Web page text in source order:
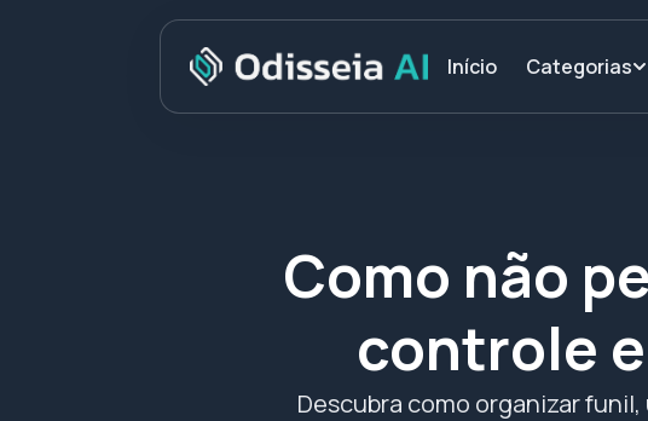
Início Categorias
Como não
controle
Descubra como organizar